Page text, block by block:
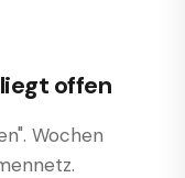
offen
Wochen